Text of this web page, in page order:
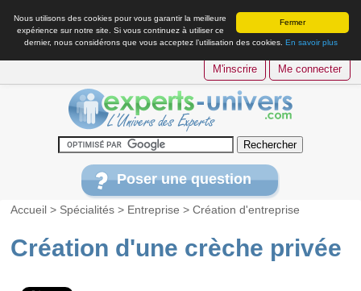
Fermer
Nous utilisons des cookies pour vous garantir la meilleure
expérience sur notre site. Si vous continuez à utiliser ce
dernier, nous considérons que vous acceptez l’utilisation des cookies. En savoir plus
M'inscrire Me connecter
Poser une question
Accueil > Spécialités > Entreprise >Création d'entreprise
Création d'une crèche privée